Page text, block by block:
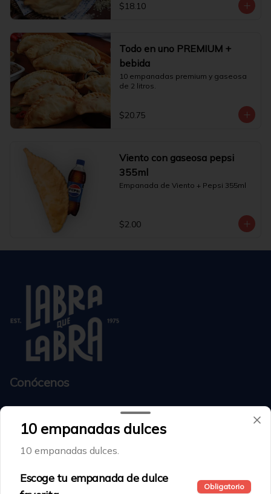
$18.10
Todo en uno PREMIUM +
bebida
10 empanadas premium y gaseosa
de 2 litros.
$20.75
Viento con gaseosa pepsi
355ml
Empanada de Viento + Pepsi 355ml
$2.00
Conócenos
Trabaja con Nosotros
Facturación Electrónica
Términos y condiciones
10 empanadas dulces
10 empanadas dulces.
Escoge tu empanada de dulce
Obligatorio